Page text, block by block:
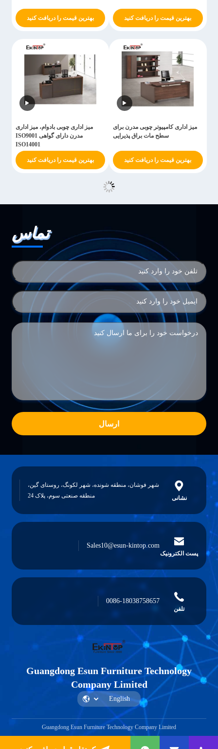
بهترین قیمت را دریافت کنید بهترین قیمت را دریافت کنید
میز اداری کامپیوتر چوبی مدرن برای
سطح مات براق پذیرایی
بهترین قیمت را دریافت کنید
میز اداری چوبی بادوام، میز اداری
مدرن دارای گواهی ISO9001
ISO14001
بهترین قیمت را دریافت کنید
تماس
ارسال
نشانی
شهر فوشان، منطقه شونده، شهر لکونگ، روستای گین،
منطقه صنعتی سوم، پلاک 24
پست الکترونیک
Sales10@esun-kintop.com
تلفن
0086-18038758657
Guangdong Esun Furniture Technology
Company Limited
Guangdong Esun Furniture Technology Company Limited